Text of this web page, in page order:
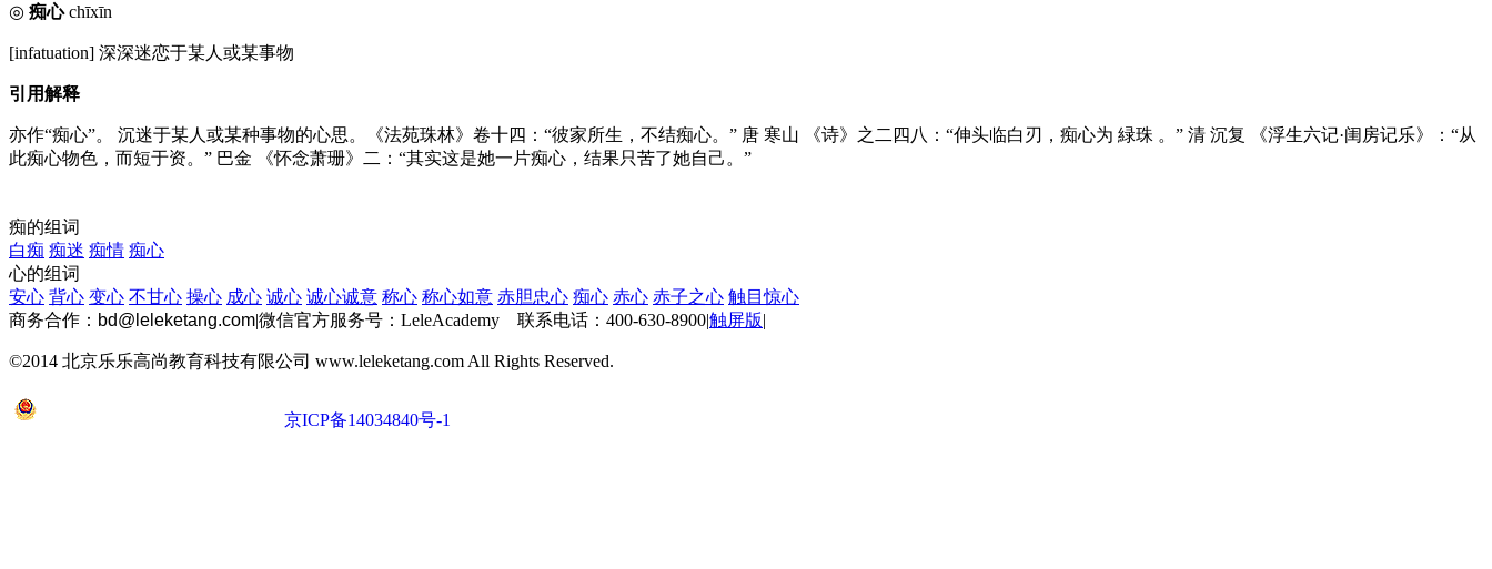
◎ 痴心chīxīn
[infatuation] 深深迷恋于某人或某事物
引用解释
亦作“痴心”。 沉迷于某人或某种事物的心思。《法苑珠林》卷十四：“彼家所生，不结痴心。” 唐 寒山 《诗》之二四八：“伸头临白刃，痴心为 緑珠 。” 清 沉复 《浮生六记·闺房记乐》：“从
此痴心物色，而短于资。” 巴金 《怀念萧珊》二：“其实这是她一片痴心，结果只苦了她自己。”
痴的组词
白痴 痴迷 痴情 痴心
心的组词
安心 背心 变心 不甘心 操心 成心 诚心 诚心诚意 称心 称心如意 赤胆忠心 痴心 赤心 赤子之心 触目惊心
商务合作： bd@leleketang.com|微信官方服务号：LeleAcademy 联系电话：400-630-8900|触屏版|
©2014 北京乐乐高尚教育科技有限公司 www.leleketang.com All Rights Reserved.
京ICP备14034840号-1